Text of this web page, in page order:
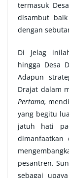
termasuk
disambut
dengan
Di Jelag
hingga Desa
Adapun
Drajat dalam
Pertama,
yang begitu
jatuh hati
pesantren.
sebagai